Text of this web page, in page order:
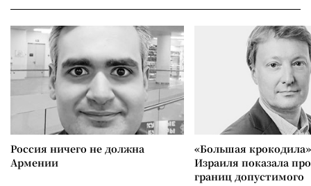
Россия ничего не должна
Армении
«Большая
Израиля показала
границ допустимого